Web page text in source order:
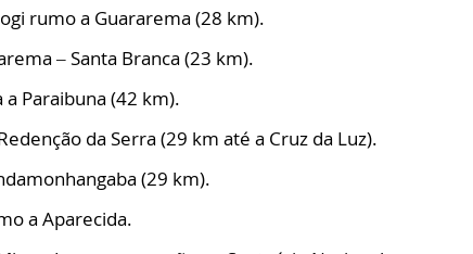
rumo a Guararema (28 km).
– Santa Branca (23 km).
a Paraibuna (42 km).
da Serra (29 km até a Cruz da Luz).
(29 km).
a Aparecida.